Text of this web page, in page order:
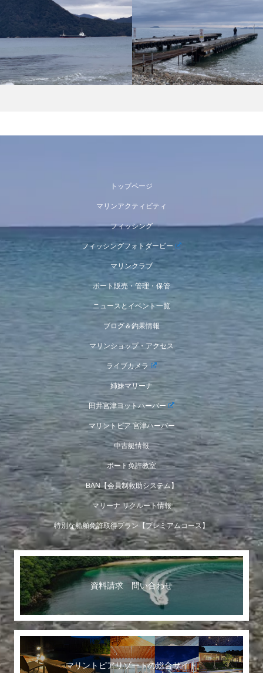
トップページ
マリンアクティビティ
フィッシング
フィッシングフォトダービー
マリンクラブ
ボート販売・管理・保管
ニュースとイベント一覧
ブログ＆釣果情報
マリンショップ・アクセス
ライブカメラ
姉妹マリーナ
田井宮津ヨットハーバー
マリントピア 宮津ハーバー
中古艇情報
ボート免許教室
BAN【会員制救助システム】
マリーナ リクルート情報
特別な船舶免許取得プラン【プレミアムコース】
資料請求 問い合わせ
マリントピアリゾートの総合サイト